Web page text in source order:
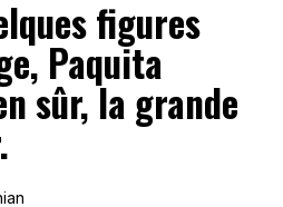
figures
Paquita
sûr, la grande